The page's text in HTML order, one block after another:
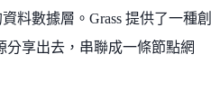
料數據層。Grass 提供了一種創
享出去，串聯成一條節點網